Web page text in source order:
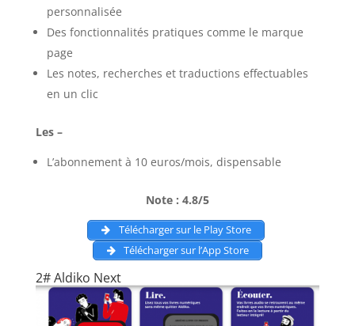
personnalisée
Des fonctionnalités pratiques comme le marque
page
Les notes, recherches et traductions effectuables
en un clic
Les –
L’abonnement à 10 euros/mois, dispensable
Note : 4.8/5
Télécharger sur le Play Store
Télécharger sur l’App Store
2# Aldiko Next